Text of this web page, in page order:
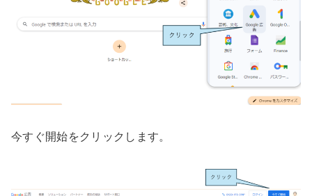
今すぐ開始をクリックします。